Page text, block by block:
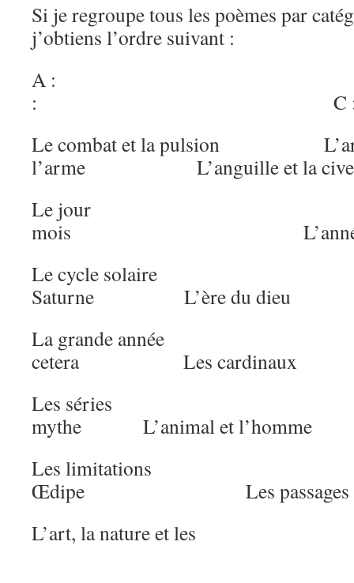
Si je regroupe tous les poèmes par
j’obtiens l’ordre suivant :
A :
: C
Le combat et la pulsion
l’arme L’anguille et la
Le jour
mois
Le cycle solaire
Saturne L’ère du dieu
La grande année
cetera Les cardinaux
Les séries Du
mythe L’animal et l’homme
Les limitations
Œdipe Les passages
L’art, la nature et les